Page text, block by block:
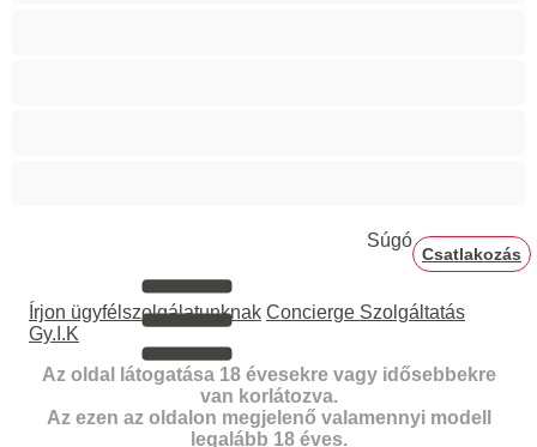
Súgó
Csatlakozás
Írjon ügyfélszolgálatunknak Concierge Szolgáltatás
Gy.I.K
Az oldal látogatása 18 évesekre vagy idősebbekre
van korlátozva.
Az ezen az oldalon megjelenő valamennyi modell
legalább 18 éves.